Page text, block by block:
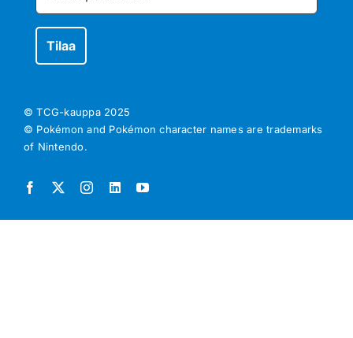
© TCG-kauppa 2025
© Pokémon and Pokémon character names are trademarks
of Nintendo.